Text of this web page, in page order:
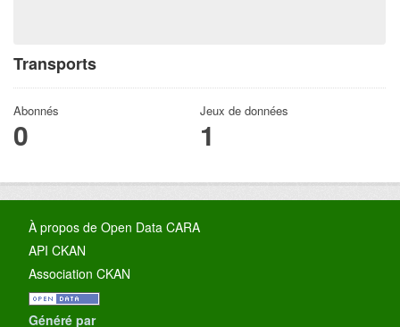
Transports
Abonnés
0
Jeux de données
1
À propos de Open Data CARA
API CKAN
Association CKAN
Généré par